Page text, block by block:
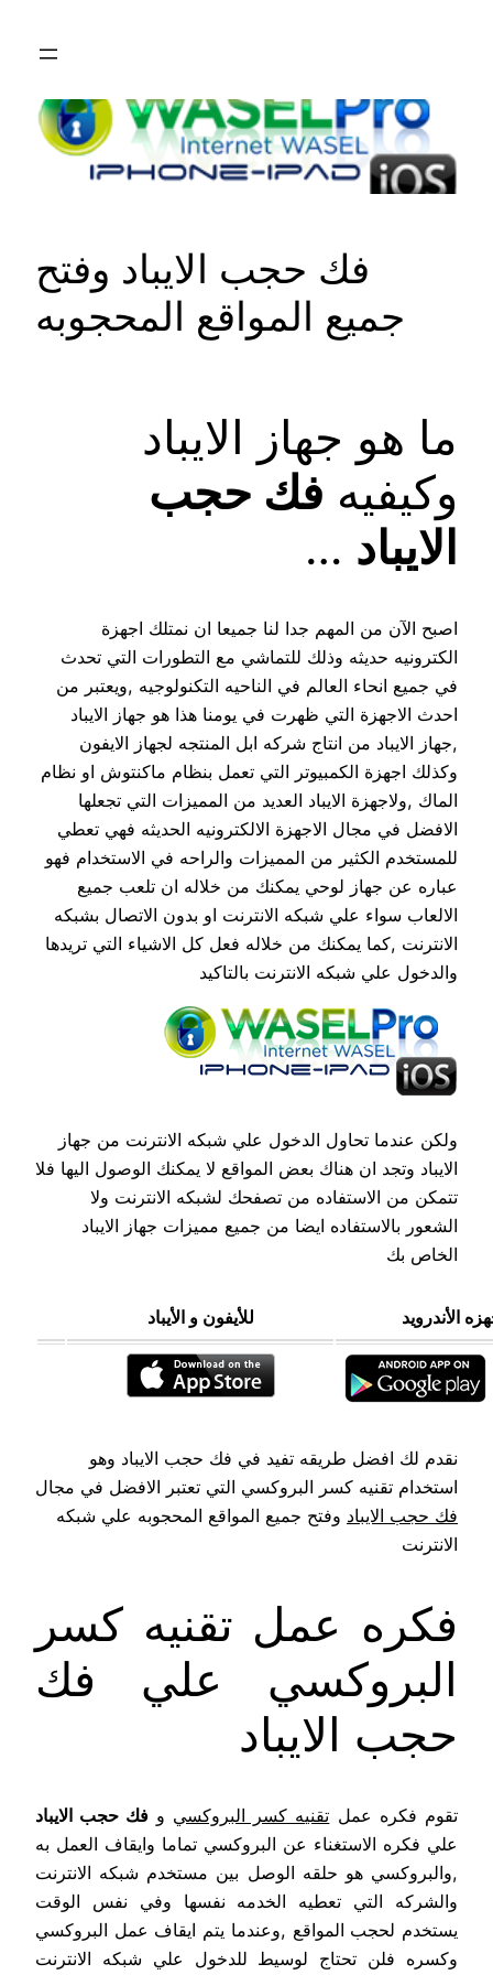
فك حجب الايباد وفتح
جميع المواقع المحجوبه
ما هو جهاز الايباد
وكيفيه فك حجب
الايباد …
اصبح الآن من المهم جدا لنا جميعا ان نمتلك اجهزة
الكترونيه حديثه وذلك للتماشي مع التطورات التي تحدث
في جميع انحاء العالم في الناحيه التكنولوجيه ,ويعتبر من
احدث الاجهزة التي ظهرت في يومنا هذا هو جهاز الايباد
,جهاز الايباد من انتاج شركه ابل المنتجه لجهاز الايفون
وكذلك اجهزة الكمبيوتر التي تعمل بنظام ماكنتوش او نظام
الماك ,ولاجهزة الايباد العديد من المميزات التي تجعلها
الافضل في مجال الاجهزة الالكترونيه الحديثه فهي تعطي
للمستخدم الكثير من المميزات والراحه في الاستخدام فهو
عباره عن جهاز لوحي يمكنك من خلاله ان تلعب جميع
الالعاب سواء علي شبكه الانترنت او بدون الاتصال بشبكه
الانترنت ,كما يمكنك من خلاله فعل كل الاشياء التي تريدها
والدخول علي شبكه الانترنت بالتاكيد
ولكن عندما تحاول الدخول علي شبكه الانترنت من جهاز
الايباد وتجد ان هناك بعض المواقع لا يمكنك الوصول اليها فلا
تتمكن من الاستفاده من تصفحك لشبكه الانترنت ولا
الشعور بالاستفاده ايضا من جميع مميزات جهاز الايباد
الخاص بك
للأيفون و الأيباد الأندرويد
نقدم لك افضل طريقه تفيد في فك حجب الايباد وهو
استخدام تقنيه كسر البروكسي التي تعتبر الافضل في مجال
فك حجب الايباد وفتح جميع المواقع المحجوبه علي شبكه
الانترنت
فكره عمل تقنيه كسر
البروكسي علي فك
حجب الايباد
تقوم فكره عمل تقنيه كسر البروكسي و فك حجب الايباد
علي فكره الاستغناء عن البروكسي تماما وايقاف العمل به
,والبروكسي هو حلقه الوصل بين مستخدم شبكه الانترنت
والشركه التي تعطيه الخدمه نفسها وفي نفس الوقت
يستخدم لحجب المواقع ,وعندما يتم ايقاف عمل البروكسي
وكسره فلن تحتاج لوسيط للدخول علي شبكه الانترنت